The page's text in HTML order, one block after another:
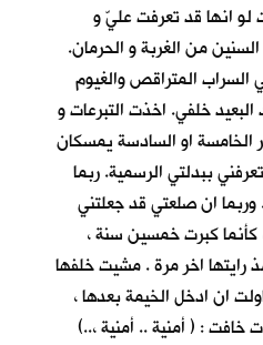
لو انها قد تعرفت عليّ و
من الغربة و الحرمان.
المتراقص والغيوم
خلفي. اخذت التبرعات و
او السادسة يمسكان
ببدلتي الرسمية. ربما
وربما ان صلعتي قد جعلتني
كأنما كبرت خمسين سنة ،
اخر مرة . مشيت خلفها
ان ادخل الخيمة بعدها ،
خافت : ( أمنية .. أمنية ،..)